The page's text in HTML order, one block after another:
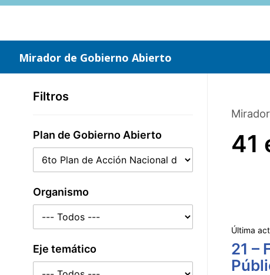
Saltar
Mirador de Gobierno Abierto
Filtros
Plan de Gobierno Abierto
Organismo
Eje temático
41
Última
21 –